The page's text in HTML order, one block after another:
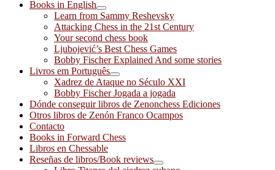
Books in English
Learn from Sammy Reshevsky
Attacking Chess in the 21st Century
Your second chess book
Ljubojević’s Best Chess Games
Bobby Fischer Explained And some stories
Livros em Português
Xadrez de Ataque no Século XXI
Bobby Fischer Jogada a jogada
Dónde conseguir libros de Zenonchess Ediciones
Otros libros de Zenón Franco Ocampos
Contacto
Books in Forward Chess
Libros en Chessable
Reseñas de libros/Book reviews